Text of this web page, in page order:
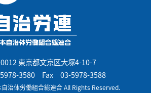
東京都文京区大塚4-10-7
3580Fax 03-5978-3588
治体労働組合総連合 All Rights Reserved.